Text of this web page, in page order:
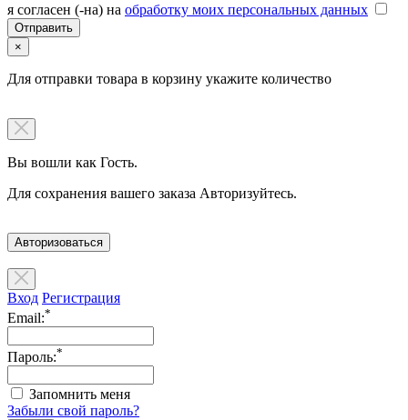
я согласен (-на) на обработку моих персональных данных
×
Для отправки товара в корзину укажите количество
Вы вошли как Гость.
Для сохранения вашего заказа Авторизуйтесь.
Авторизоваться
Вход Регистрация
Email:*
Пароль:*
Запомнить меня
Забыли свой пароль?